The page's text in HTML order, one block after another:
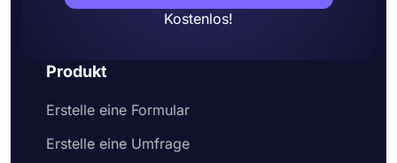
Mehr als 500 kostenlose Formularvorlagen: Sie
kostenloser Vorlagen zum Erstellen eines
Formulars zu jedem Thema. Dadurch können Sie
erstellen.
Tolle Integrationsoptionen: Anstatt eine Aufgabe
manuell zu erledigen, können Benutzer eine
Kostenlos!
Produkt
Erstelle eine Formular
Erstelle eine Umfrage